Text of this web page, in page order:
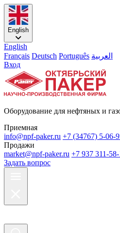
English
English
Français Deutsch Português العربية
Вход
Оборудование для нефтяных и
Приемная
info@npf-paker.ru +7 (34767) 5-06-
Продажи
market@npf-paker.ru +7 937 311-58-
Задать вопрос